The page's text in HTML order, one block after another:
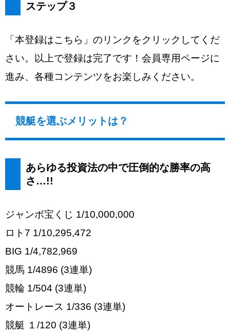
ステップ３
「本登録はこちら」のリンクをクリックしてくだ
さい。以上で登録は完了です！会員専用ページに
進み、各種コンテンツをお楽しみください。
競艇を選ぶメリットは？
あらゆる投資法の中で圧倒的な勝率の高
さ…!!
ジャンボ宝くじ 1/10,000,000
ロト7 1/10,295,472
BIG 1/4,782,969
競馬 1/4896 (3連単)
競輪 1/504 (3連単)
オートレース 1/336 (3連単)
競艇 １/120 (3連単)